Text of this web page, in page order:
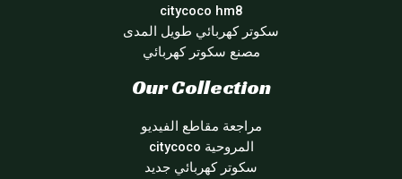
citycoco hm8
سكوتر كهربائي طويل المدى
مصنع سكوتر كهربائي
Our Collection
مراجعة مقاطع الفيديو
المروحية citycoco
سكوتر كهربائي جديد